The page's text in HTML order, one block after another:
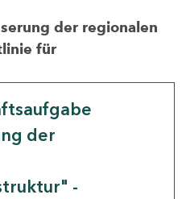
der regionalen
für
der
-